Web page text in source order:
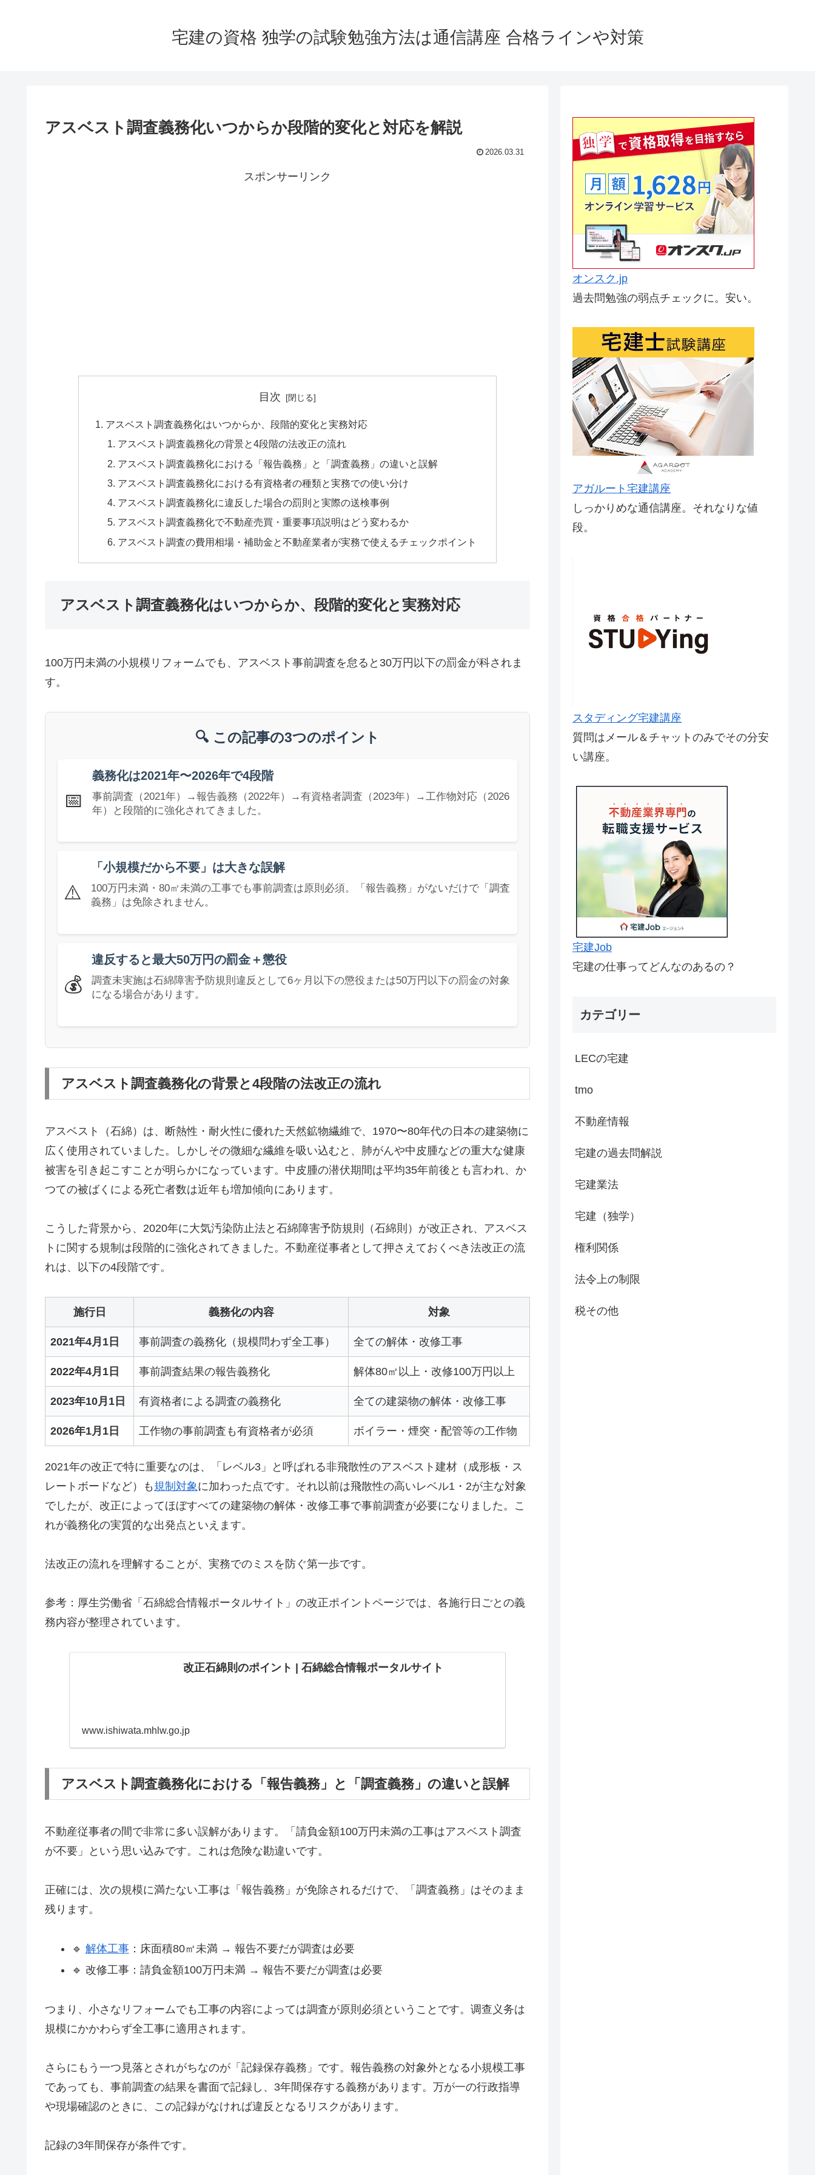
宅建の資格 独学の試験勉強方法は通信講座 合格ラインや対策
アスベスト調査義務化いつからか段階的変化と対応を解説
2026.03.31
スポンサーリンク
目次
アスベスト調査義務化はいつからか、段階的変化と実務対応
アスベスト調査義務化の背景と4段階の法改正の流れ
アスベスト調査義務化における「報告義務」と「調査義務」の違いと誤解
アスベスト調査義務化における有資格者の種類と実務での使い分け
アスベスト調査義務化に違反した場合の罰則と実際の送検事例
アスベスト調査義務化で不動産売買・重要事項説明はどう変わるか
アスベスト調査の費用相場・補助金と不動産業者が実務で使えるチェックポイント
アスベスト調査義務化はいつからか、段階的変化と実務対応
100万円未満の小規模リフォームでも、アスベスト事前調査を怠ると30万円以下の罰金が科されま
す。
🔍 この記事の3つのポイント
📅
義務化は2021年〜2026年で4段階
事前調査（2021年）→報告義務（2022年）→有資格者調査（2023年）→工作物対応（2026
年）と段階的に強化されてきました。
⚠️
「小規模だから不要」は大きな誤解
100万円未満・80㎡未満の工事でも事前調査は原則必須。「報告義務」がないだけで「調査
義務」は免除されません。
💰
違反すると最大50万円の罰金＋懲役
調査未実施は石綿障害予防規則違反として6ヶ月以下の懲役または50万円以下の罰金の対象
になる場合があります。
アスベスト調査義務化の背景と4段階の法改正の流れ
アスベスト（石綿）は、断熱性・耐火性に優れた天然鉱物繊維で、1970〜80年代の日本の建築物に
広く使用されていました。しかしその微細な繊維を吸い込むと、肺がんや中皮腫などの重大な健康
被害を引き起こすことが明らかになっています。中皮腫の潜伏期間は平均35年前後とも言われ、か
つての被ばくによる死亡者数は近年も増加傾向にあります。
こうした背景から、2020年に大気汚染防止法と石綿障害予防規則（石綿則）が改正され、アスベス
トに関する規制は段階的に強化されてきました。不動産従事者として押さえておくべき法改正の流
れは、以下の4段階です。
施行日 義務化の内容 対象
2021年4月1日 事前調査の義務化（規模問わず全工事） 全ての解体・改修工事
2022年4月1日 事前調査結果の報告義務化 解体80㎡以上・改修100万円以上
2023年10月1日 有資格者による調査の義務化 全ての建築物の解体・改修工事
2026年1月1日 工作物の事前調査も有資格者が必須 ボイラー・煙突・配管等の工作物
2021年の改正で特に重要なのは、「レベル3」と呼ばれる非飛散性のアスベスト建材（成形板・ス
レートボードなど）も 規制対象 に加わった点です。それ以前は飛散性の高いレベル1・2が主な対象
でしたが、改正によってほぼすべての建築物の解体・改修工事で事前調査が必要になりました。こ
れが義務化の実質的な出発点といえます。
法改正の流れを理解することが、実務でのミスを防ぐ第一歩です。
参考：厚生労働省「石綿総合情報ポータルサイト」の改正ポイントページでは、各施行日ごとの義
務内容が整理されています。
改正石綿則のポイント | 石綿総合情報ポータルサイト
www.ishiwata.mhlw.go.jp
アスベスト調査義務化における「報告義務」と「調査義務」の違いと誤解
不動産従事者の間で非常に多い誤解があります。「請負金額100万円未満の工事はアスベスト調査
が不要」という思い込みです。これは危険な勘違いです。
正確には、次の規模に満たない工事は「報告義務」が免除されるだけで、「調査義務」はそのまま
残ります。
🔹 解体工事：床面積80㎡未満 → 報告不要だが調査は必要
🔹 改修工事：請負金額100万円未満 → 報告不要だが調査は必要
つまり、小さなリフォームでも工事の内容によっては調査が原則必須ということです。调查义务は
規模にかかわらず全工事に適用されます。
さらにもう一つ見落とされがちなのが「記録保存義務」です。報告義務の対象外となる小規模工事
であっても、事前調査の結果を書面で記録し、3年間保存する義務があります。万が一の行政指導
や現場確認のときに、この記録がなければ違反となるリスクがあります。
記録の3年間保存が条件です。
オンスク.jp
過去問勉強の弱点チェックに。安い。
アガルート宅建講座
しっかりめな通信講座。それなりな値
段。
スタディング宅建講座
質問はメール＆チャットのみでその分安
い講座。
宅建Job
宅建の仕事ってどんなのあるの？
カテゴリー
LECの宅建
tmo
不動産情報
宅建の過去問解説
宅建業法
宅建（独学）
権利関係
法令上の制限
税その他